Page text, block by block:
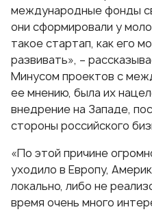
международные фонды
они сформировали у
такое стартап, как его
развивать», –
Минусом проектов с
ее мнению, была их
внедрение на Западе,
стороны российского
«По этой причине
уходило в Европу,
локально, либо не
время очень много